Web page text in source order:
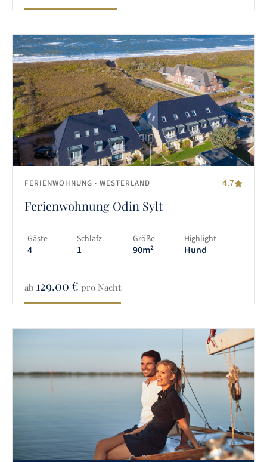
FERIENWOHNUNG · WESTERLAND 4.7
Ferienwohnung Odin Sylt
Gäste
4
Schlafz.
1
Größe
90m²
Highlight
Hund
ab 129,00€ pro Nacht